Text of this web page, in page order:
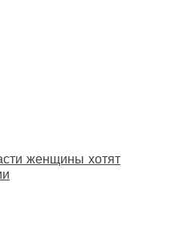
женщины хотят